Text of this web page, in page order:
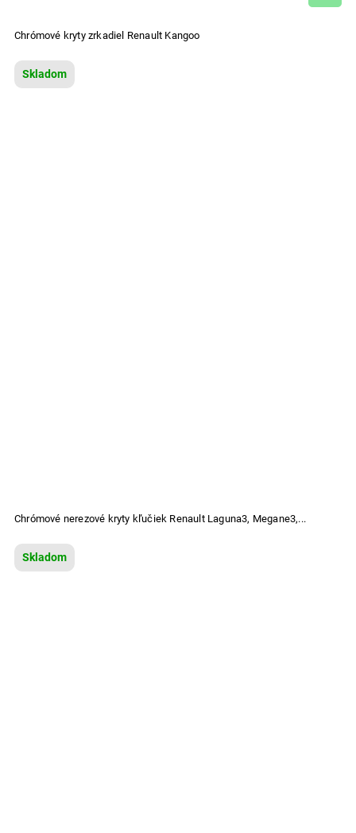
Chrómové kryty zrkadiel Renault Kangoo
Skladom
Chrómové nerezové kryty kľučiek Renault Laguna3, Megane3,...
Skladom